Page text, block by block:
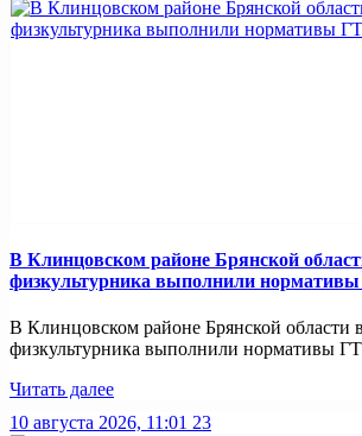
В Клинцовском районе Брянской
физкультурника выполнили
В Клинцовском районе Брянской области
физкультурника выполнили нормативы
Читать далее
10 августа 2026, 11:01 23